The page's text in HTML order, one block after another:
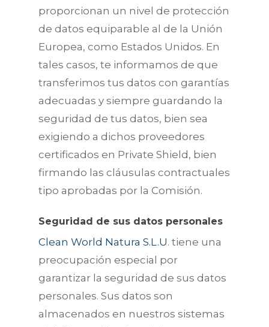
proporcionan un nivel de protección
de datos equiparable al de la Unión
Europea, como Estados Unidos. En
tales casos, te informamos de que
transferimos tus datos con garantías
adecuadas y siempre guardando la
seguridad de tus datos, bien sea
exigiendo a dichos proveedores
certificados en Private Shield, bien
firmando las cláusulas contractuales
tipo aprobadas por la Comisión.
Seguridad de sus datos personales
Clean World Natura S.L.U. tiene una
preocupación especial por
garantizar la seguridad de sus datos
personales. Sus datos son
almacenados en nuestros sistemas